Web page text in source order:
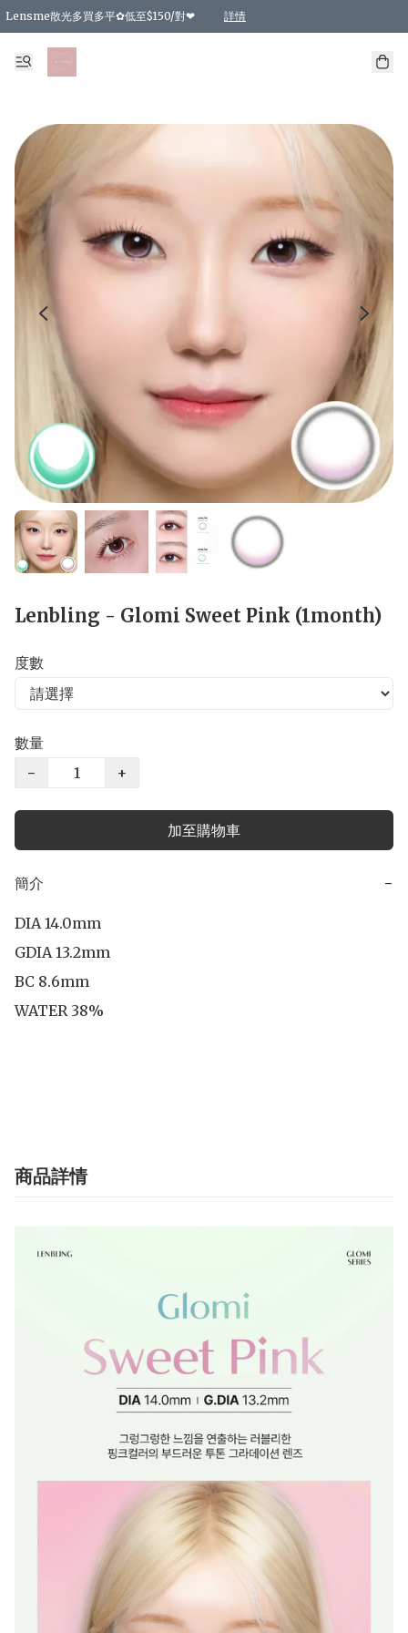
Lensme散光多買多平✿低至$150/對❤ 詳情
台灣Karacon⁩✧日拋 特價清貨❁⃘
日本韓國多款日/月拋現貨☼ 特價❤︎數量有限 售完即止
🇰🇷韓國多款月拋現貨 特價兩對$99✿數量有限 售完即止♫
精選商品，任選買2件或以上9 折；買4件或以上85 折；買6件或以上8 折
精選商品，任選買2件HKD 140.00；買4件HKD 260.00
精選商品，任選買2件HKD 190.00；買4件HKD 360.00
精選商品，任選買2件HKD 110.00；買4件HKD 180.00
精選商品，任選買2件HKD 170.00；買4件HKD 320.00
精選商品，任選買2件或以上減HKD 148.00
精選商品，任選買2件或以上減HKD 148.00
精選商品，任選買2件或以上95 折；買4件或以上9 折；買6件或以上85 折；買8件
精選商品，任選買12件或以上87 折
精選商品，任選買2件或以上減HKD 16.00；買4件或以上減HKD 32.00；買6
精選商品，任選買2件或以上95 折；買4件或以上9 折；買8件或以上85 折；買12
購物滿 HKD 800.00即享免運費優惠！（適用於 特定的送貨方式 )
Lenbling - Glomi Sweet Pink (1month)
度數
數量
−
+
加至購物車
簡介 −
DIA 14.0mm
GDIA 13.2mm
BC 8.6mm
WATER 38%
商品詳情